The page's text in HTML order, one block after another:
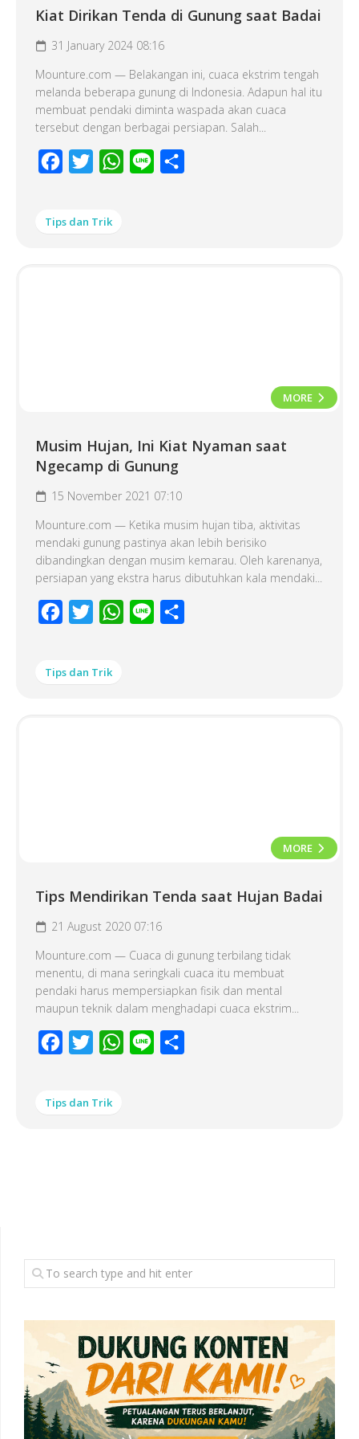
Kiat Dirikan Tenda di Gunung saat Badai
31 January 2024 08:16
Mounture.com — Belakangan ini, cuaca ekstrim tengah
melanda beberapa gunung di Indonesia. Adapun hal itu
membuat pendaki diminta waspada akan cuaca
tersebut dengan berbagai persiapan. Salah...
Facebook
Twitter WhatsApp
Line
Tips dan Trik
MORE
Musim Hujan, Ini Kiat Nyaman saat
Ngecamp di Gunung
15 November 2021 07:10
Mounture.com — Ketika musim hujan tiba, aktivitas
mendaki gunung pastinya akan lebih berisiko
dibandingkan dengan musim kemarau. Oleh karenanya,
persiapan yang ekstra harus dibutuhkan kala mendaki...
Facebook
Twitter WhatsApp
Line
Tips dan Trik
MORE
Tips Mendirikan Tenda saat Hujan Badai
21 August 2020 07:16
Mounture.com — Cuaca di gunung terbilang tidak
menentu, di mana seringkali cuaca itu membuat
pendaki harus mempersiapkan fisik dan mental
maupun teknik dalam menghadapi cuaca ekstrim...
Facebook
Twitter WhatsApp
Line
Tips dan Trik